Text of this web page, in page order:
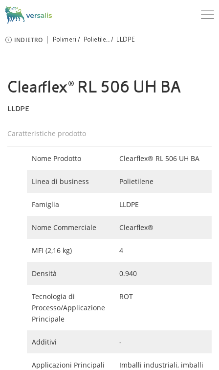
INDIETRO Polimeri Polietile... LLDPE
Clearflex® RL 506 UH BA
LLDPE
Caratteristiche prodotto
Nome Prodotto Clearflex® RL 506 UH BA
Linea di business Polietilene
Famiglia LLDPE
Nome Commerciale Clearflex®
MFI (2,16 kg) 4
Densità 0.940
Tecnologia di
Processo/Applicazione
Principale
ROT
Additivi -
Applicazioni Principali
Imballi industriali, imballi